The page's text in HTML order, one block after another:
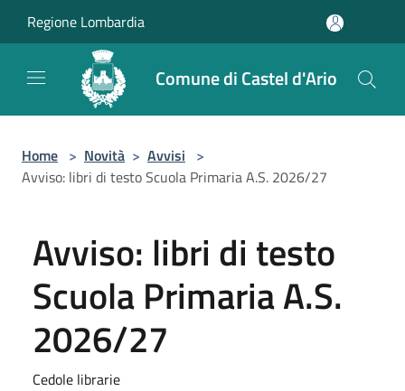
Regione Lombardia
Comune di Castel d'Ario
Home > Novità > Avvisi >
Avviso: libri di testo Scuola Primaria A.S. 2026/27
Avviso: libri di testo
Scuola Primaria A.S.
2026/27
Cedole librarie